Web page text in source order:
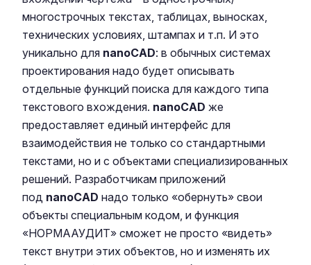
многострочных текстах, таблицах, выносках,
технических условиях, штампах и т.п. И это
уникально для nanoCAD: в обычных системах
проектирования надо будет описывать
отдельные функций поиска для каждого типа
текстового вхождения. nanoCAD же
предоставляет единый интерфейс для
взаимодействия не только со стандартными
текстами, но и с объектами специализированных
решений. Разработчикам приложений
под nanoCAD надо только «обернуть» свои
объекты специальным кодом, и функция
«НОРМААУДИТ» сможет не просто «видеть»
текст внутри этих объектов, но и изменять их